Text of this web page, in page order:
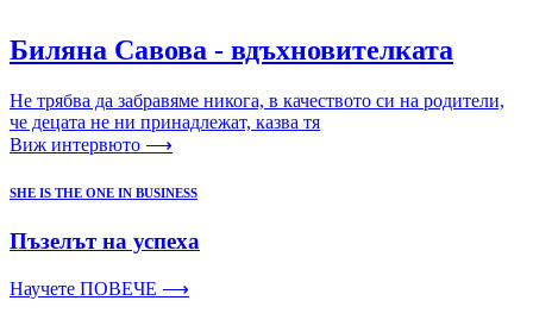
Биляна Савова - вдъхновителката
Не трябва да забравяме никога, в качеството си на родители,
че децата не ни принадлежат, казва тя
Виж интервюто ⟶
SHE IS THE ONE IN BUSINESS
Пъзелът на успеха
Научете ПОВЕЧЕ ⟶